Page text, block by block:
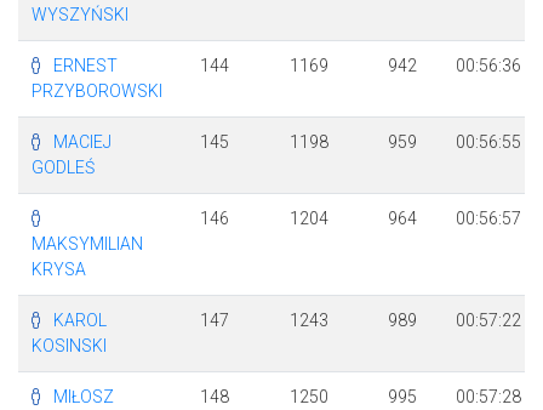
WYSZYŃSKI
ERNEST
PRZYBOROWSKI
144 1169 942 00:56:36
MACIEJ
GODLEŚ
145 1198 959 00:56:55
MAKSYMILIAN
KRYSA
146 1204 964 00:56:57
KAROL
KOSINSKI
147 1243 989 00:57:22
MIŁOSZ
148 1250 995 00:57:28